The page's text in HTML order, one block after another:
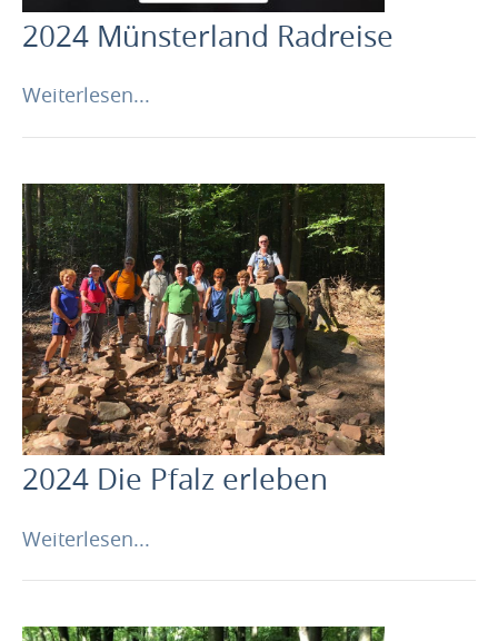
2024 Münsterland Radreise
Weiterlesen...
2024 Die Pfalz erleben
Weiterlesen...